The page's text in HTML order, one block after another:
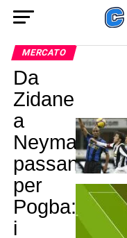
MERCATO
Da
Zidane
a
Neymar,
passando
per
Pogba:
i